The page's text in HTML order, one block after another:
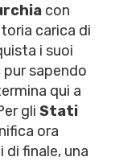
con
carica di
i suoi
sapendo
qui a
gli Stati
ora
di finale, una